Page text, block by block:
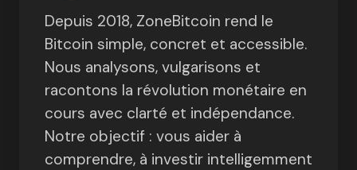
Depuis 2018, ZoneBitcoin rend le
Bitcoin simple, concret et accessible.
Nous analysons, vulgarisons et
racontons la révolution monétaire en
cours avec clarté et indépendance.
Notre objectif : vous aider à
comprendre, à investir intelligemment